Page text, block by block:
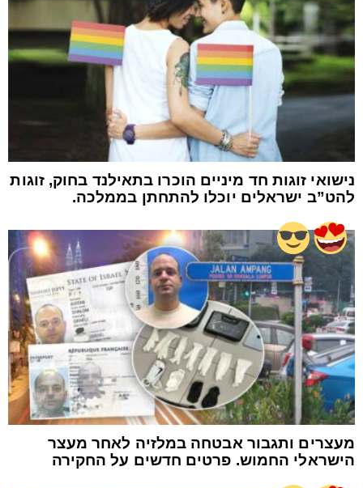
נישואי זוגות חד מיניים הוכרו בתאילנד בחוק, זוגות
להט”ב ישראלים יוכלו להתחתן בממלכה.
מעצרים ותגבור אבטחה במלזיה לאחר מעצר
הישראלי החמוש. פרטים חדשים על החקירה